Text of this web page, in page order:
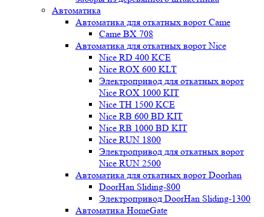
Автоматика
Автоматика для откатных ворот Came
Came BX 708
Автоматика для откатных ворот Nice
Nice RD 400 KCE
Nice ROX 600 KLT
Электропривод для откатных ворот
Nice ROX 1000 KIT
Nice TH 1500 KCE
Nice RB 600 BD KIT
Nice RB 1000 BD KIT
Nice RUN 1800
Электропривод для откатных ворот
Nice RUN 2500
Автоматика для откатных ворот Doorhan
DoorHan Sliding-800
Электропривод DoorHan Sliding-1300
Автоматика HomeGate